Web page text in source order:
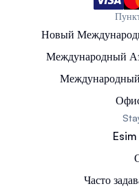
Новый
Международный
Часто